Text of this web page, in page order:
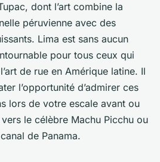
dont l’art combine la
péruvienne avec des
Lima est sans aucun
pour tous ceux qui
de rue en Amérique latine. Il
l’opportunité d’admirer ces
lors de votre escale avant ou
le célèbre Machu Picchu ou
de Panama.